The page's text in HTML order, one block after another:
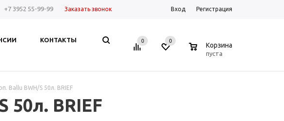
+7 3952 55-99-99 Заказать звонок Вход Регистрация
КОНТАКТЫ 0 0
Корзина
пуста
Ballu BWH/S 50л. BRIEF
50л. BRIEF